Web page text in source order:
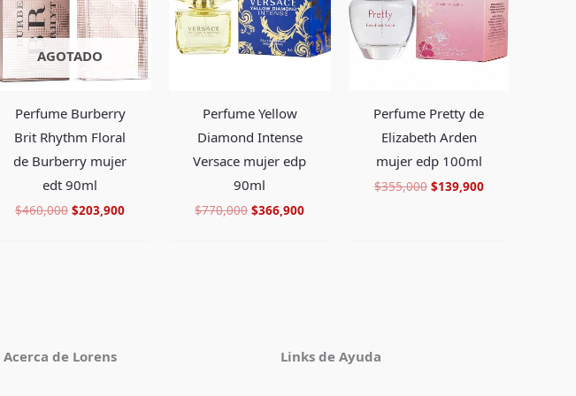
AGOTADO
Perfume Burberry
Brit Rhythm Floral
de Burberry mujer
edt 90ml
$460,000 $203,900
Perfume Yellow
Diamond Intense
Versace mujer edp
90ml
$770,000 $366,900
Perfume Pretty de
Elizabeth Arden
mujer edp 100ml
$355,000 $139,900
Acerca de Lorens Links de Ayuda